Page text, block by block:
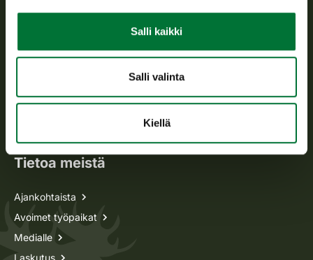
Salli kaikki
Salli valinta
Kiellä
Oma riista -asiat
Tietoa meistä
Ajankohtaista
Avoimet työpaikat
Medialle
Laskutus